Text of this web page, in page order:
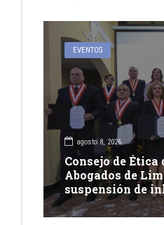
EVENTOS
agosto 8, 2026
Consejo de Ética
Abogados de
suspensión de
integrantes de
Justicia